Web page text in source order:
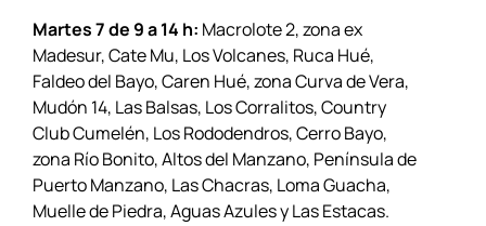
Martes 7 de 9 a 14 h: Macrolote 2, zona ex
Madesur, Cate Mu, Los Volcanes, Ruca Hué,
Faldeo del Bayo, Caren Hué, zona Curva de Vera,
Mudón 14, Las Balsas, Los Corralitos, Country
Club Cumelén, Los Rododendros, Cerro Bayo,
zona Río Bonito, Altos del Manzano, Península de
Puerto Manzano, Las Chacras, Loma Guacha,
Muelle de Piedra, Aguas Azules y Las Estacas.